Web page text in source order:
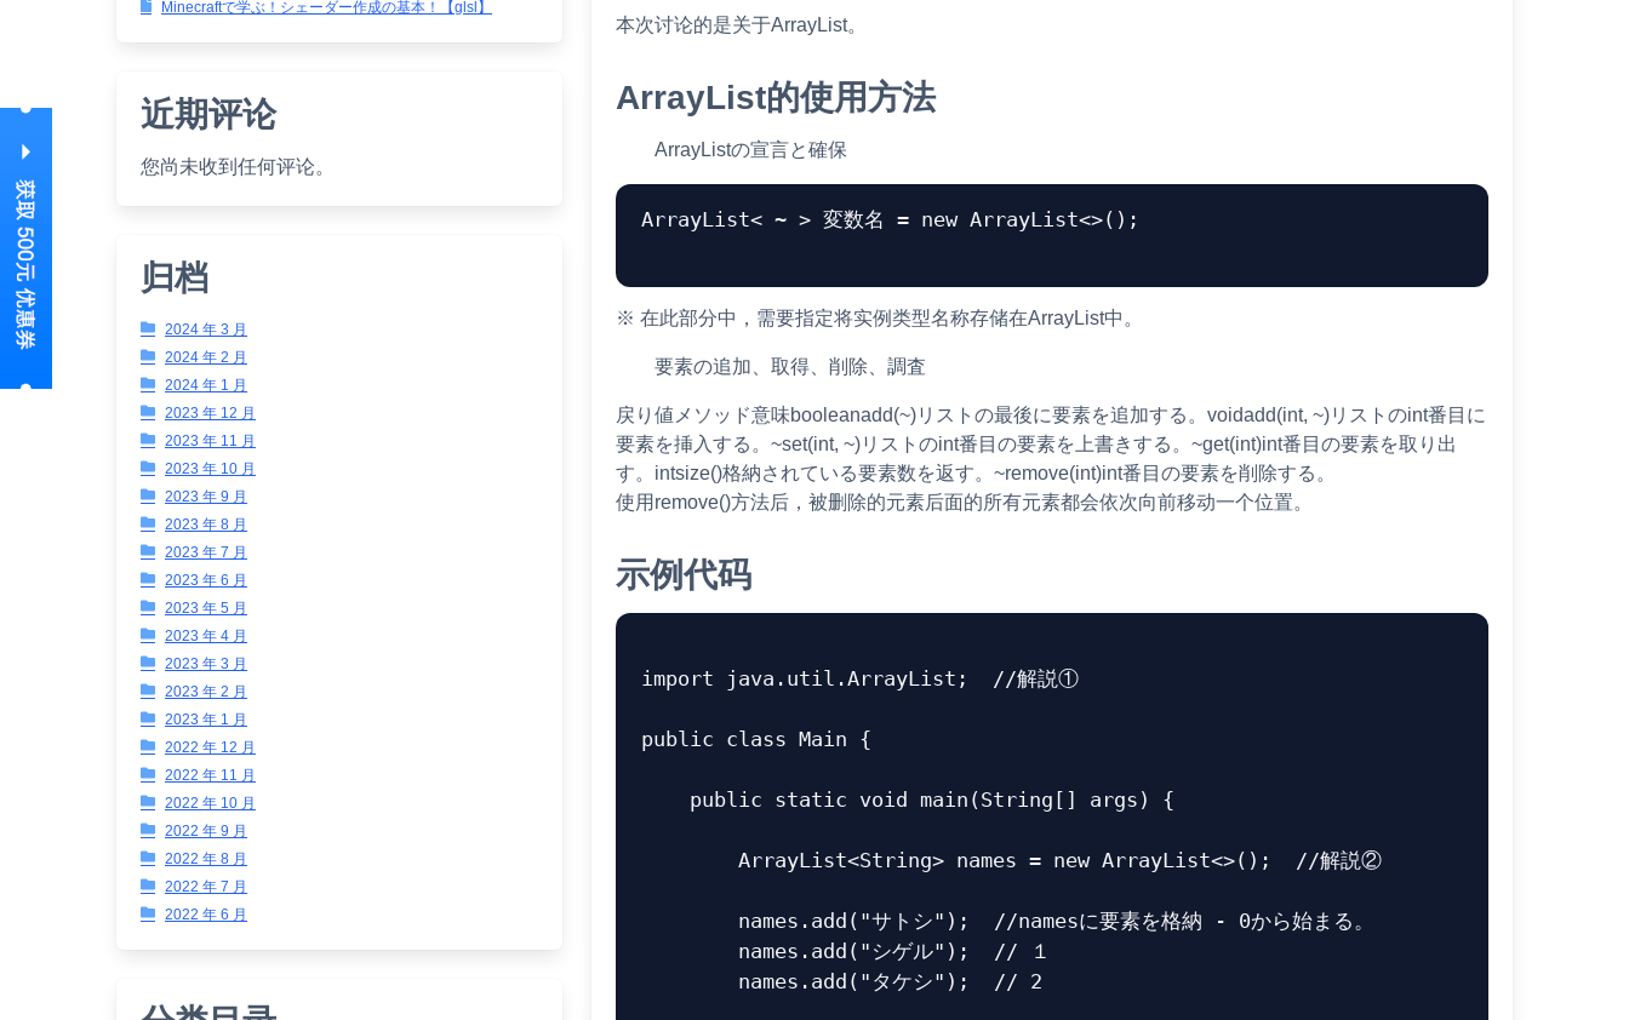
Minecraftで学ぶ！シェーダー作成の基本！【glsl】
近期评论
您尚未收到任何评论。
归档
2024 年 3 月
2024 年 2 月
2024 年 1 月
2023 年 12 月
2023 年 11 月
2023 年 10 月
2023 年 9 月
2023 年 8 月
2023 年 7 月
2023 年 6 月
2023 年 5 月
2023 年 4 月
2023 年 3 月
2023 年 2 月
2023 年 1 月
2022 年 12 月
2022 年 11 月
2022 年 10 月
2022 年 9 月
2022 年 8 月
2022 年 7 月
2022 年 6 月
本次讨论的是关于ArrayList。
ArrayList的使用方法
ArrayListの宣言と確保
ArrayList< ~ > 変数名 = new ArrayList<>();
※ 在此部分中，需要指定将实例类型名称存储在ArrayList中。
要素の追加、取得、削除、調査
戻り値メソッド意味booleanadd(~)リストの最後に要素を追加する。voidadd(int, ~)リストのint番目に
要素を挿入する。~set(int, ~)リストのint番目の要素を上書きする。~get(int)int番目の要素を取り出
す。intsize()格納されている要素数を返す。~remove(int)int番目の要素を削除する。
使用remove()方法后，被删除的元素后面的所有元素都会依次向前移动一个位置。
示例代码
import java.util.ArrayList ; //解説①
public class Main {
public static void main (String [] args ) {
ArrayList<String> names = new ArrayList<>(); //解説②
names . add ( "サトシ" );
//namesに要素を格納 - 0から始まる。
names . add ( "シゲル" );
// １
names . add ( "タケシ" ); // 2